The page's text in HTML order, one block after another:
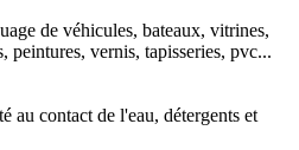
de véhicules, bateaux, vitrines,
peintures, vernis, tapisseries, pvc...
au contact de l'eau, détergents et